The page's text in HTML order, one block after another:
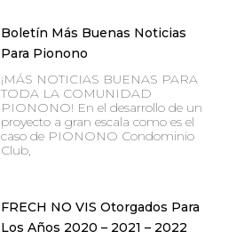
Boletín Más Buenas Noticias
Para Pionono
¡MÁS NOTICIAS BUENAS PARA
TODA LA COMUNIDAD
PIONONO! En el desarrollo de un
proyecto a gran escala como es el
caso de PIONONO Condominio
Club,
FRECH NO VIS Otorgados Para
Los Años 2020 – 2021 – 2022